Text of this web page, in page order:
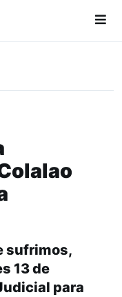
sufrimos,
13 de
para